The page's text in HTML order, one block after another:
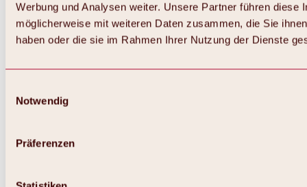
Werbung und Analysen weiter. Unsere Partner führen diese
möglicherweise mit weiteren Daten zusammen, die Sie
haben oder die sie im Rahmen Ihrer Nutzung der Dienste
Notwendig
Präferenzen